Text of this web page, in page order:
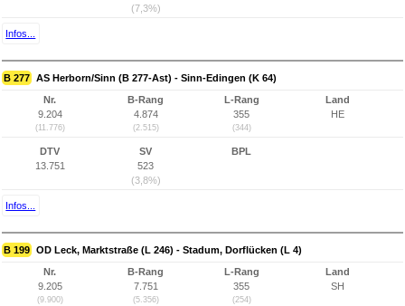
(7,3%)
Infos...
B 277 AS Herborn/Sinn (B 277-Ast) - Sinn-Edingen (K 64)
Nr.
9.204
(11.776)
B-Rang
4.874
(2.515)
L-Rang
355
(344)
Land
HE
DTV
13.751
SV
523
(3,8%)
BPL
Infos...
B 199 OD Leck, Marktstraße (L 246) - Stadum, Dorflücken (L 4)
Nr.
9.205
(9.900)
B-Rang
7.751
(5.356)
L-Rang
355
(254)
Land
SH